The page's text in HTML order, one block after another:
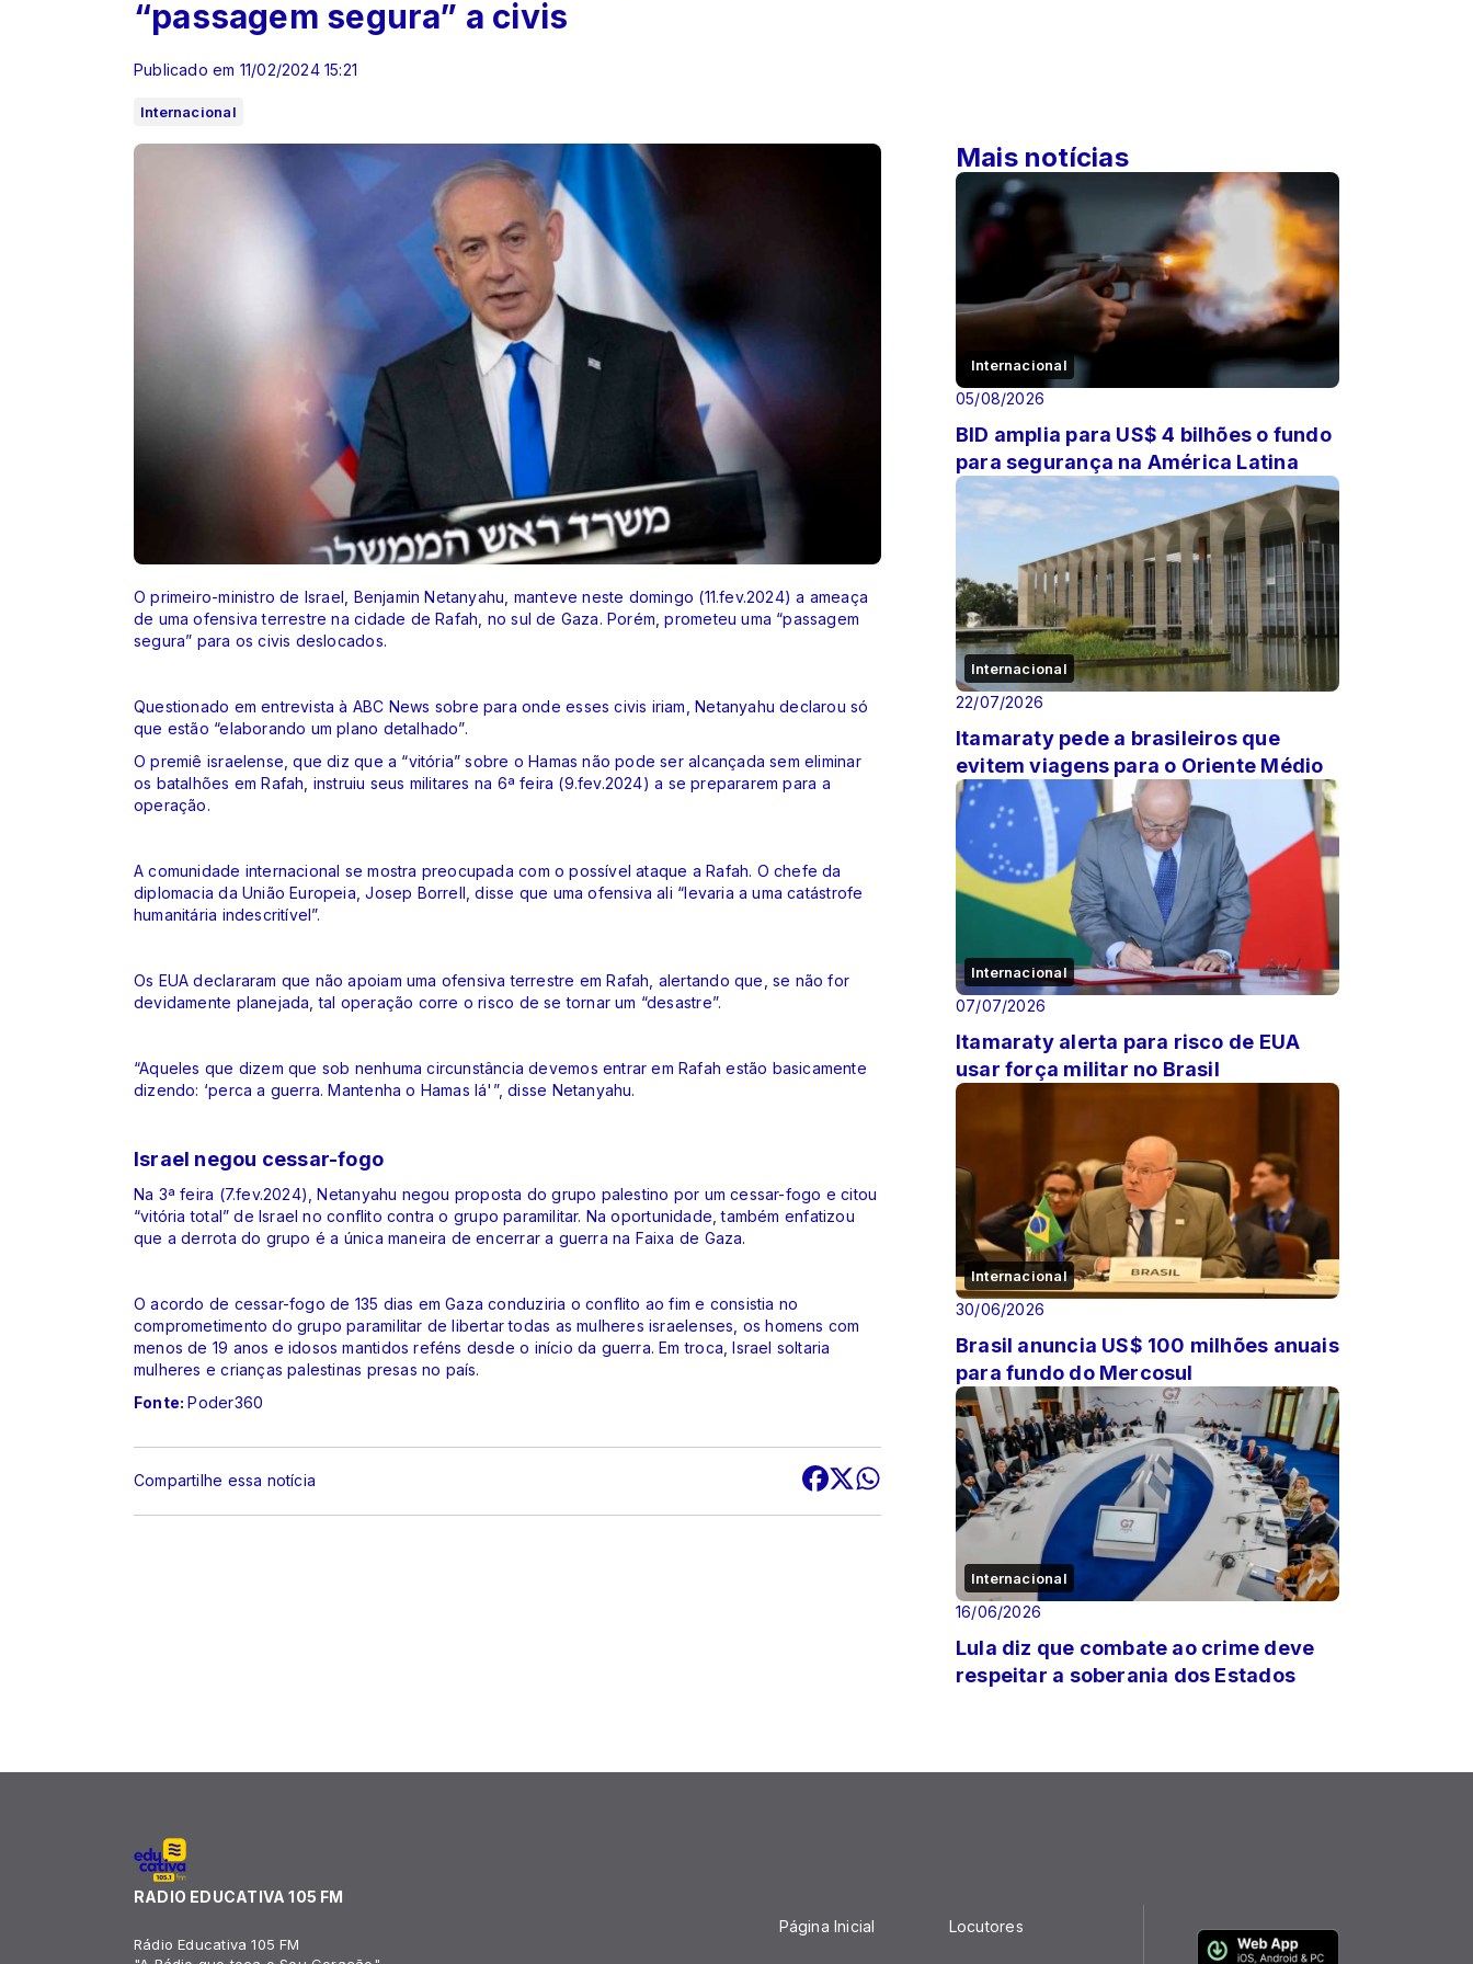
“passagem segura” a civis
Publicado em 11/02/2024 15:21
Internacional
O primeiro-ministro de Israel, Benjamin Netanyahu, manteve neste domingo (11.fev.2024) a ameaça
de uma ofensiva terrestre na cidade de Rafah, no sul de Gaza. Porém, prometeu uma “passagem
segura” para os civis deslocados.
Questionado em entrevista à ABC News sobre para onde esses civis iriam, Netanyahu declarou só
que estão “elaborando um plano detalhado”.
O premiê israelense, que diz que a “vitória” sobre o Hamas não pode ser alcançada sem eliminar
os batalhões em Rafah, instruiu seus militares na 6ª feira (9.fev.2024) a se prepararem para a
operação.
A comunidade internacional se mostra preocupada com o possível ataque a Rafah. O chefe da
diplomacia da União Europeia, Josep Borrell, disse que uma ofensiva ali “levaria a uma catástrofe
humanitária indescritível”.
Os EUA declararam que não apoiam uma ofensiva terrestre em Rafah, alertando que, se não for
devidamente planejada, tal operação corre o risco de se tornar um “desastre”.
“Aqueles que dizem que sob nenhuma circunstância devemos entrar em Rafah estão basicamente
dizendo: ‘perca a guerra. Mantenha o Hamas lá'”, disse Netanyahu.
Israel negou cessar-fogo
Na 3ª feira (7.fev.2024), Netanyahu negou proposta do grupo palestino por um cessar-fogo e citou
“vitória total” de Israel no conflito contra o grupo paramilitar. Na oportunidade, também enfatizou
que a derrota do grupo é a única maneira de encerrar a guerra na Faixa de Gaza.
O acordo de cessar-fogo de 135 dias em Gaza conduziria o conflito ao fim e consistia no
comprometimento do grupo paramilitar de libertar todas as mulheres israelenses, os homens com
menos de 19 anos e idosos mantidos reféns desde o início da guerra. Em troca, Israel soltaria
mulheres e crianças palestinas presas no país.
Fonte:Poder360
Compartilhe essa notícia
Mais notícias
Internacional
05/08/2026
BID amplia para US$ 4 bilhões o fundo
para segurança na América Latina
Internacional
22/07/2026
Itamaraty pede a brasileiros que
evitem viagens para o Oriente Médio
Internacional
07/07/2026
Itamaraty alerta para risco de EUA
usar força militar no Brasil
Internacional
30/06/2026
Brasil anuncia US$ 100 milhões anuais
para fundo do Mercosul
Internacional
16/06/2026
Lula diz que combate ao crime deve
respeitar a soberania dos Estados
RADIO EDUCATIVA 105 FM
Rádio Educativa 105 FM
Página Inicial Locutores